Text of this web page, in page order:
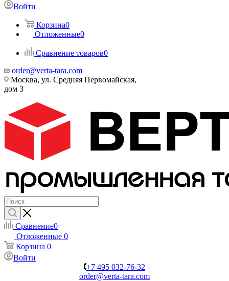
Войти
Корзина0
Отложенные0
Сравнение товаров0
order@verta-tara.com
Москва, ул. Средняя Первомайская,
дом 3
Сравнение0
Отложенные 0
Корзина 0
Войти
+7 495 032-76-32
order@verta-tara.com